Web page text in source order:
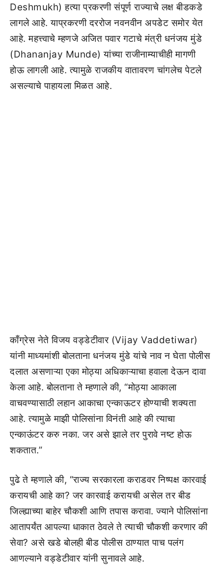
Deshmukh) हत्या प्रकरणी संपूर्ण राज्याचे लक्ष बीडकडे
लागले आहे. याप्रकरणी दररोज नवनवीन अपडेट समोर येत
आहे. महत्त्वाचे म्हणजे अजित पवार गटाचे मंत्री धनंजय मुंडे
(Dhananjay Munde) यांच्या राजीनाम्याचीही मागणी
होऊ लागली आहे. त्यामुळे राजकीय वातावरण चांगलेच पेटले
असल्याचे पाहायला मिळत आहे.
काँग्रेस नेते विजय वड्डेटीवार (Vijay Vaddetiwar)
यांनी माध्यमांशी बोलताना धनंजय मुंडे यांचे नाव न घेता पोलीस
दलात असणाऱ्या एका मोठ्या अधिकाऱ्याचा हवाला देऊन दावा
केला आहे. बोलताना ते म्हणाले की, “मोठ्या आकाला
वाचवण्यासाठी लहान आकाचा एन्काऊटर होण्याची शक्यता
आहे. त्यामुळे माझी पोलिसांना विनंती आहे की त्याचा
एन्काऊंटर करु नका. जर असे झाले तर पुरावे नष्ट होऊ
शकतात.”
पुढे ते म्हणाले की, “राज्य सरकारला कराडवर निष्पक्ष कारवाई
करायची आहे का? जर कारवाई करायची असेल तर बीड
जिल्ह्याच्या बाहेर चौकशी आणि तपास करावा. ज्याने पोलिसांना
आतापर्यंत आपल्या धाकात ठेवले ते त्याची चौकशी करणार की
सेवा? असे खडे बोलही बीड पोलीस ठाण्यात पाच पलंग
आणल्याने वड्डेटीवार यांनी सुनावले आहे.